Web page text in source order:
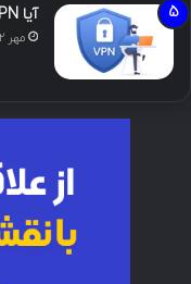
آیا VPN ما امن است؟ آموزش تست امنیت VPN
مهر ۲۲, ۱۴۰۰